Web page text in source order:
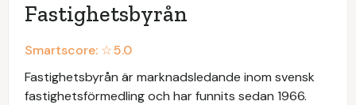
Fastighetsbyrån
Smartscore: ☆5.0
Fastighetsbyrån är marknadsledande inom svensk
fastighetsförmedling och har funnits sedan 1966.